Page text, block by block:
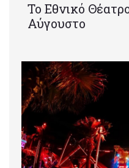
Το Εθνικό
Αύγουστο